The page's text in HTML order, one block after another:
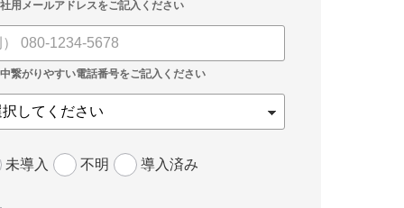
未導入 不明 導入済み